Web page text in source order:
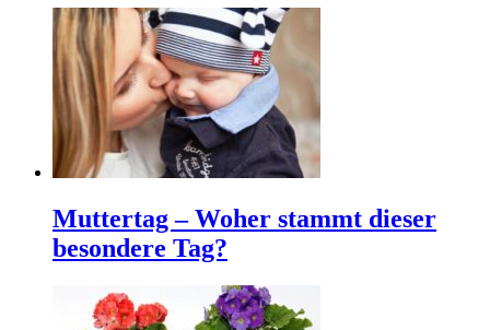
Muttertag – Woher stammt dieser
besondere Tag?